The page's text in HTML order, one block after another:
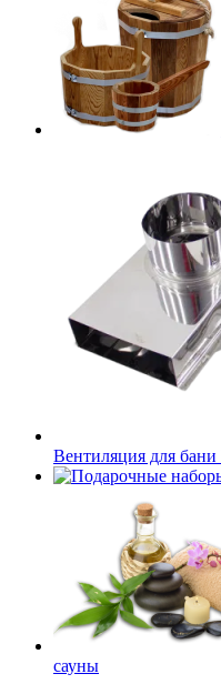
Вентиляция для бани
сауны